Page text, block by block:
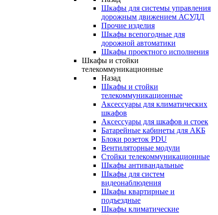
Шкафы для системы управления
дорожным движением АСУДД
Прочие изделия
Шкафы всепогодные для
дорожной автоматики
Шкафы проектного исполнения
Шкафы и стойки
телекоммуникационные
Назад
Шкафы и стойки
телекоммуникационные
Аксессуары для климатических
шкафов
Аксессуары для шкафов и стоек
Батарейные кабинеты для АКБ
Блоки розеток PDU
Вентиляторные модули
Стойки телекоммуникационные
Шкафы антивандальные
Шкафы для систем
видеонаблюдения
Шкафы квартирные и
подъездные
Шкафы климатические